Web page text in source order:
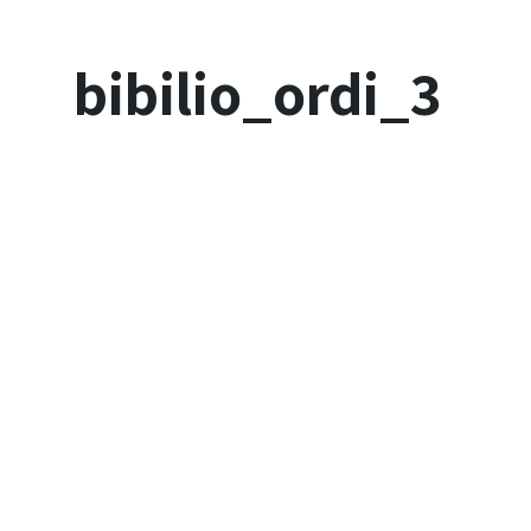
bibilio_ordi_3